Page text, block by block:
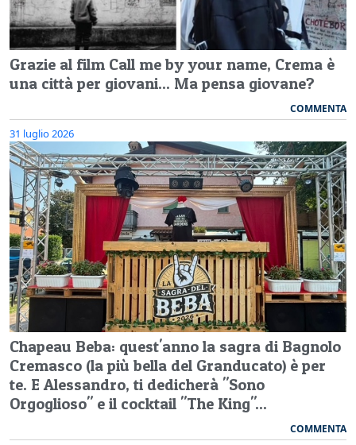
Grazie al film Call me by your name, Crema è
una città per giovani... Ma pensa giovane?
COMMENTA
31 luglio 2026
Chapeau Beba: quest'anno la sagra di Bagnolo
Cremasco (la più bella del Granducato) è per
te. E Alessandro, ti dedicherà "Sono
Orgoglioso" e il cocktail "The King"...
COMMENTA